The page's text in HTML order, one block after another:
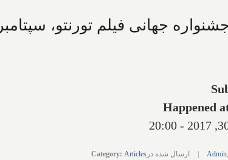
جهانی فیلم تورنتو، سپتامبر ۲۰۱۷ - دوم
Happened
Admin, ارسال شده در Category: Articles